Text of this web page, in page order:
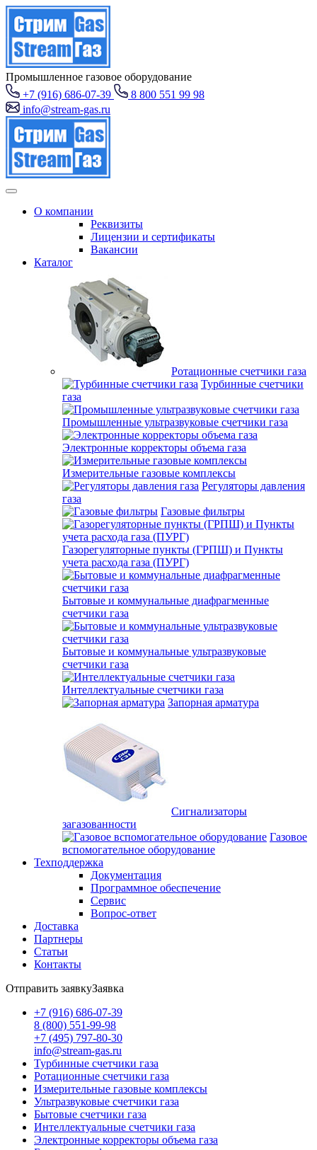
Промышленное газовое оборудование
+7 (916) 686-07-39
8 800 551 99 98
info@stream-gas.ru
О компании
Реквизиты
Лицензии и сертификаты
Вакансии
Каталог
Ротационные счетчики газа
Турбинные счетчики
газа
Промышленные ультразвуковые счетчики газа
Электронные корректоры объема газа
Измерительные газовые комплексы
Регуляторы давления
газа
Газовые фильтры
Газорегуляторные пункты (ГРПШ) и Пункты
учета расхода газа (ПУРГ)
Бытовые и коммунальные диафрагменные
счетчики газа
Бытовые и коммунальные ультразвуковые
счетчики газа
Интеллектуальные счетчики газа
Запорная арматура
Сигнализаторы
загазованности
Газовое
вспомогательное оборудование
Техподдержка
Документация
Программное обеспечение
Сервис
Вопрос-ответ
Доставка
Партнеры
Статьи
Контакты
Отправить заявкуЗаявка
+7 (916) 686-07-39
8 (800) 551-99-98
+7 (495) 797-80-30
info@stream-gas.ru
Турбинные счетчики газа
Ротационные счетчики газа
Измерительные газовые комплексы
Ультразвуковые счетчики газа
Бытовые счетчики газа
Интеллектуальные счетчики газа
Электронные корректоры объема газа